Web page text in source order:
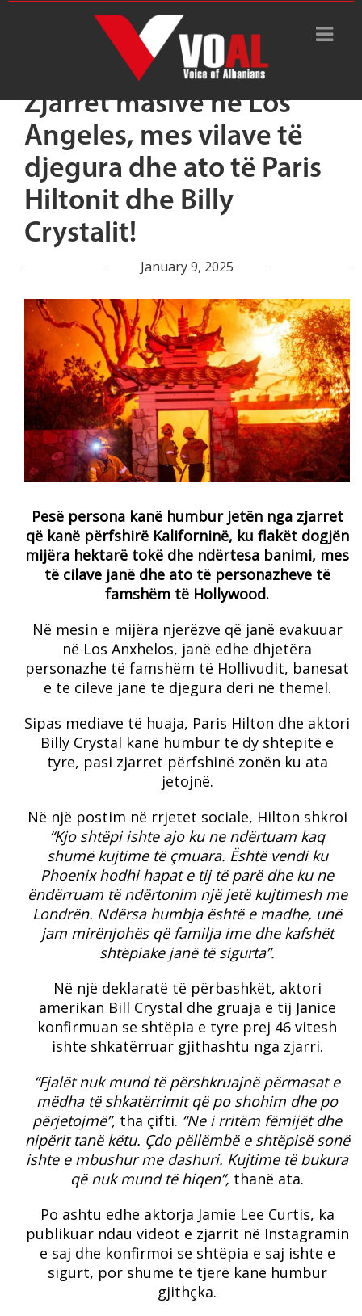
Zjarret masive në Los
Angeles, mes vilave të
djegura dhe ato të Paris
Hiltonit dhe Billy
Crystalit!
January 9, 2025
Pesë persona kanë humbur jetën nga zjarret
që kanë përfshirë Kaliforninë, ku flakët dogjën
mijëra hektarë tokë dhe ndërtesa banimi, mes
të cilave janë dhe ato të personazheve të
famshëm të Hollywood.
Në mesin e mijëra njerëzve që janë evakuuar
në Los Anxhelos, janë edhe dhjetëra
personazhe të famshëm të Hollivudit, banesat
e të cilëve janë të djegura deri në themel.
Sipas mediave të huaja, Paris Hilton dhe aktori
Billy Crystal kanë humbur të dy shtëpitë e
tyre, pasi zjarret përfshinë zonën ku ata
jetojnë.
Në një postim në rrjetet sociale, Hilton shkroi
“Kjo shtëpi ishte ajo ku ne ndërtuam kaq
shumë kujtime të çmuara. Është vendi ku
Phoenix hodhi hapat e tij të parë dhe ku ne
ëndërruam të ndërtonim një jetë kujtimesh me
Londrën. Ndërsa humbja është e madhe, unë
jam mirënjohës që familja ime dhe kafshët
shtëpiake janë të sigurta”.
Në një deklaratë të përbashkët, aktori
amerikan Bill Crystal dhe gruaja e tij Janice
konfirmuan se shtëpia e tyre prej 46 vitesh
ishte shkatërruar gjithashtu nga zjarri.
“Fjalët nuk mund të përshkruajnë përmasat e
mëdha të shkatërrimit që po shohim dhe po
përjetojmë”, tha çifti. “Ne i rritëm fëmijët dhe
nipërit tanë këtu. Çdo pëllëmbë e shtëpisë sonë
ishte e mbushur me dashuri. Kujtime të bukura
që nuk mund të hiqen”, thanë ata.
Po ashtu edhe aktorja Jamie Lee Curtis, ka
publikuar ndau videot e zjarrit në Instagramin
e saj dhe konfirmoi se shtëpia e saj ishte e
sigurt, por shumë të tjerë kanë humbur
gjithçka.